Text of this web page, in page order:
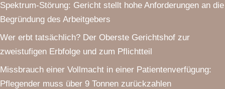
Spektrum-Störung: Gericht stellt hohe Anforderungen an die
Begründung des Arbeitgebers
Wer erbt tatsächlich? Der Oberste Gerichtshof zur
zweistufigen Erbfolge und zum Pflichtteil
Missbrauch einer Vollmacht in einer Patientenverfügung:
Pflegender muss über 9 Tonnen zurückzahlen